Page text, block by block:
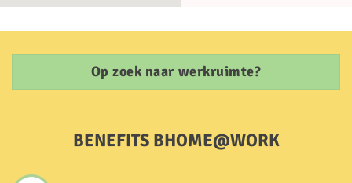
Op zoek naar werkruimte?
BENEFITS BHOME@WORK